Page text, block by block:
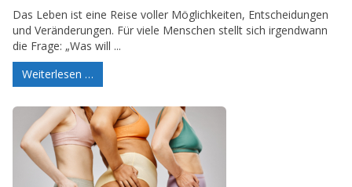
Das Leben ist eine Reise voller Möglichkeiten, Entscheidungen
und Veränderungen. Für viele Menschen stellt sich irgendwann
die Frage: „Was will ...
Weiterlesen …